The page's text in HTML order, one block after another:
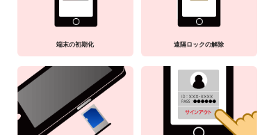
端末の初期化 遠隔ロックの解除